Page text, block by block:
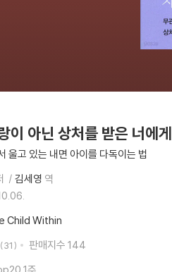
이 아닌 상처를 받은 너에게
울고 있는 내면 아이를 다독이는 법
김세영 역
Child Within
31 판매지수 144